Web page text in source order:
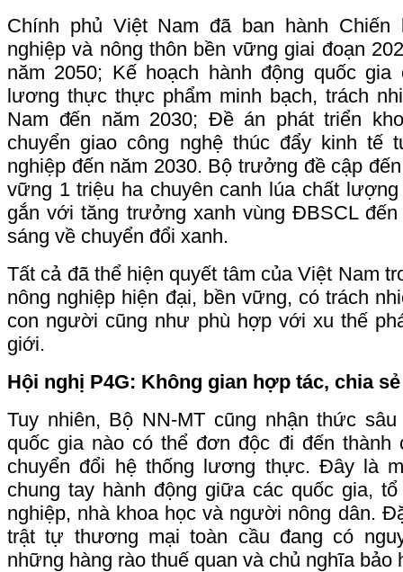
Chính phủ Việt Nam đã ban hành Chiến
nghiệp và nông thôn bền vững giai đoạn
năm 2050; Kế hoạch hành động quốc gia
lương thực thực phẩm minh bạch, trách
Nam đến năm 2030; Đề án phát triển
chuyển giao công nghệ thúc đẩy kinh tế
nghiệp đến năm 2030. Bộ trưởng đề cập
vững 1 triệu ha chuyên canh lúa chất
gắn với tăng trưởng xanh vùng ĐBSCL đến
sáng về chuyển đổi xanh.
Tất cả đã thể hiện quyết tâm của Việt Nam
nông nghiệp hiện đại, bền vững, có trách
con người cũng như phù hợp với xu thế
giới.
Hội nghị P4G: Không gian hợp tác, chia
Tuy nhiên, Bộ NN-MT cũng nhận thức
quốc gia nào có thể đơn độc đi đến thành
chuyển đổi hệ thống lương thực. Đây là
chung tay hành động giữa các quốc gia,
nghiệp, nhà khoa học và người nông dân.
trật tự thương mại toàn cầu đang có
những hàng rào thuế quan và chủ nghĩa bảo